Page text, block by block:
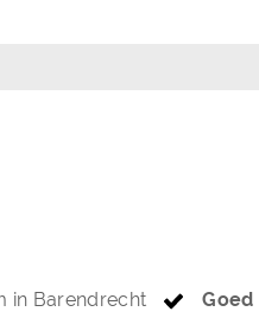
in Barendrecht Goed